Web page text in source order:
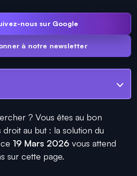
nous sur Google
à notre newsletter
? Vous êtes au bon
au but : la solution du
19 Mars 2026 vous attend
sur cette page.